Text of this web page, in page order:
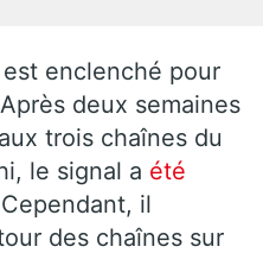
enclenché pour
deux semaines
trois chaînes du
le signal a été
il
des chaînes sur